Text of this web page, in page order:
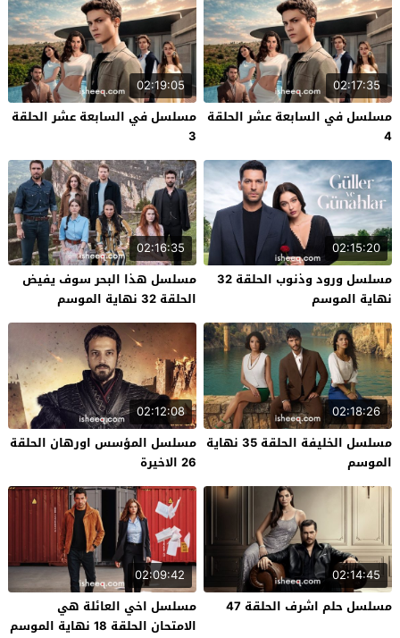
02:17:35
مسلسل في السابعة عشر الحلقة
4
02:19:05
مسلسل في السابعة عشر الحلقة
3
02:15:20
مسلسل ورود وذنوب الحلقة 32
نهاية الموسم
02:16:35
مسلسل هذا البحر سوف يفيض
الحلقة 32 نهاية الموسم
02:18:26
مسلسل الخليفة الحلقة 35 نهاية
الموسم
02:12:08
مسلسل المؤسس اورهان الحلقة
26 الاخيرة
02:14:45
مسلسل حلم اشرف الحلقة 47
02:09:42
مسلسل اخي العائلة هي
الامتحان الحلقة 18 نهاية الموسم